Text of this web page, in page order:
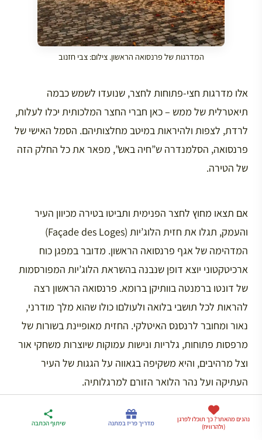
המדרגות של פרנסואה הראשון. צילום: צבי חזנוב
אלו מדרגות חצי-פתוחות לחצר, שנועדו לשמש כבמה
תיאטרלית של ממש – כאן חברי החצר המלכותית יכלו לעלות,
לרדת, לצפות ולהיראות במיטב מחלצותיהם. הסמל האישי של
פרנסואה, הסלמנדרה ש”חיה באש”, מפאר את כל החלק הזה
של הטירה.
אם תצאו מחוץ לחצר הפנימית ותביטו בטירה מכיוון העיר
והעמק, תגלו את חזית הלוג’יות (Façade des Loges)
המדהימה של אגף פרנסואה הראשון. מדובר במפגן כוח
ארכיטקטוני יוצא דופן שנבנה בהשראת הלוג’יות המפורסמות
של דונטו ברמנטה בוותיקן ברומא. פרנסואה הראשון רצה
להראות לכל תושבי בלואה ולעולםו כולו שהוא מלך מודרני,
נאור ומחובר לרנסנס האיטלקי. החזית מאופיינת בשורות של
מרפסות פתוחות, גלריות ונישות עמוקות שיוצרות משחקי אור
וצל מרהיבים, והיא משקיפה בגאווה על הגגות של העיר
העתיקה ועל נהר הלואר הזורם למרגלותיה.
חדר הסודות והרעלים של קתרין דה
ארגז הכלים שלי
לטיול בצרפת
מדריך פריז
במתנה
דברו
איתי בווטסאפ
נהנים מהאתר? כך תוכלו לפרגן
(ולהרוויח)
מדריך פריז במתנה שיתוף הכתבה